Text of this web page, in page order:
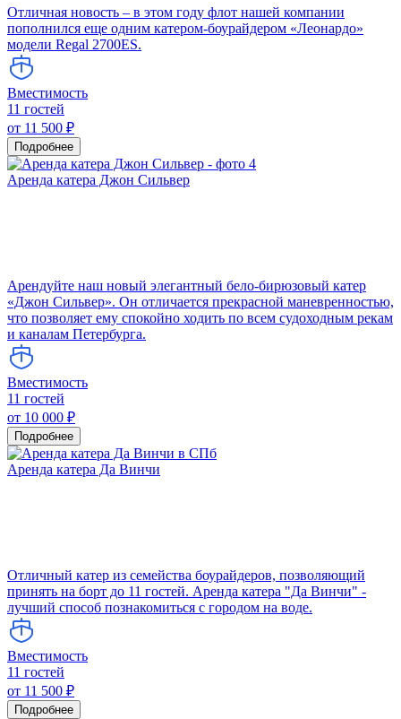
Отличная новость – в этом году флот нашей компании
пополнился еще одним катером-боурайдером «Леонардо»
модели Regal 2700ES.
Вместимость
11 гостей
от 11 500 ₽
Подробнее
Аренда катера Джон Сильвер
Арендуйте наш новый элегантный бело-бирюзовый катер
«Джон Сильвер». Он отличается прекрасной маневренностью,
что позволяет ему спокойно ходить по всем судоходным рекам
и каналам Петербурга.
Вместимость
11 гостей
от 10 000 ₽
Подробнее
Аренда катера Да Винчи
Отличный катер из семейства боурайдеров, позволяющий
принять на борт до 11 гостей. Аренда катера "Да Винчи" -
лучший способ познакомиться с городом на воде.
Вместимость
11 гостей
от 11 500 ₽
Подробнее